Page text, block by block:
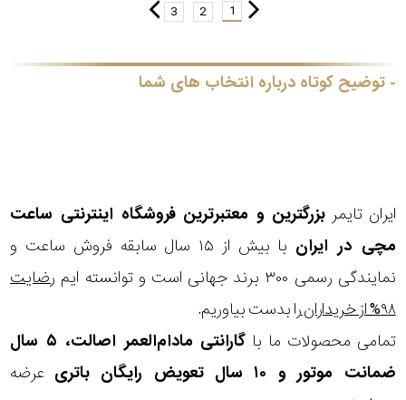
1
2
3
توضیح کوتاه درباره انتخاب های شما
ایران تایمر بزرگترین و معتبرترین فروشگاه اینترنتی ساعت
مچی در ایران
با بیش از ۱۵ سال سابقه فروش ساعت و
نمایندگی رسمی ۳۰۰ برند جهانی است و توانسته ایم
رضایت
۹۸% از خریداران
را بدست بیاوریم.
تمامی محصولات ما با
گارانتی مادام‌العمر اصالت، ۵ سال
ضمانت موتور و ۱۰ سال تعویض رایگان باتری
عرضه